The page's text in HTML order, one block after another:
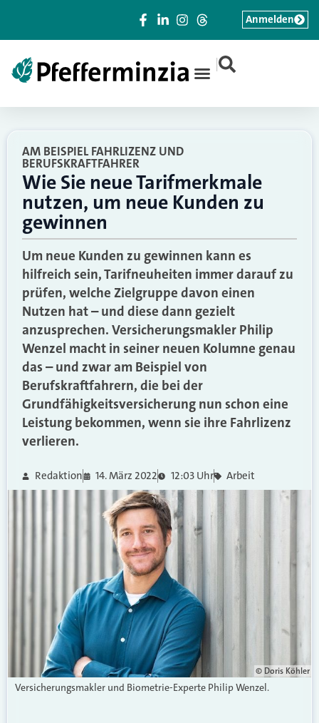
|
Anmelden
AM BEISPIEL FAHRLIZENZ UND
BERUFSKRAFTFAHRER
Wie Sie neue Tarifmerkmale
nutzen, um neue Kunden zu
gewinnen
Um neue Kunden zu gewinnen kann es
hilfreich sein, Tarifneuheiten immer darauf zu
prüfen, welche Zielgruppe davon einen
Nutzen hat – und diese dann gezielt
anzusprechen. Versicherungsmakler Philip
Wenzel macht in seiner neuen Kolumne genau
das – und zwar am Beispiel von
Berufskraftfahrern, die bei der
Grundfähigkeitsversicherung nun schon eine
Leistung bekommen, wenn sie ihre Fahrlizenz
verlieren.
Redaktion 14. März 2022 12:03 Uhr Arbeit
© Doris Köhler
Versicherungsmakler und Biometrie-Experte Philip Wenzel.